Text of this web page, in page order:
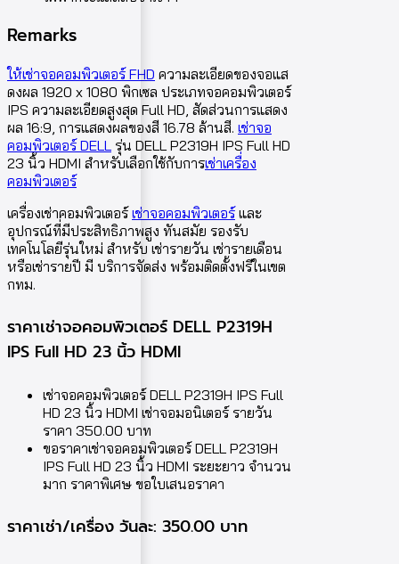
Remarks
ให้เช่าจอคอมพิวเตอร์ FHD ความละเอียดของจอแส
ดงผล 1920 x 1080 พิกเซล ประเภทจอคอมพิวเตอร์
IPS ความละเอียดสูงสุด Full HD, สัดส่วนการแสดง
ผล 16:9, การแสดงผลของสี 16.78 ล้านสี. เช่าจอ
คอมพิวเตอร์ DELL รุ่น DELL P2319H IPS Full HD
23 นิ้ว HDMI สำหรับเลือกใช้กับการเช่าเครื่อง
คอมพิวเตอร์
เครื่องเช่าคอมพิวเตอร์ เช่าจอคอมพิวเตอร์ และ
อุปกรณ์ที่มีประสิทธิภาพสูง ทันสมัย รองรับ
เทคโนโลยีรุ่นใหม่ สำหรับ เช่ารายวัน เช่ารายเดือน
หรือเช่ารายปี มี บริการจัดส่ง พร้อมติดตั้งฟรีในเขต
กทม.
ราคาเช่าจอคอมพิวเตอร์ DELL P2319H
IPS Full HD 23 นิ้ว HDMI
เช่าจอคอมพิวเตอร์ DELL P2319H IPS Full
HD 23 นิ้ว HDMI เช่าจอมอนิเตอร์ รายวัน
ราคา 350.00 บาท
ขอราคาเช่าจอคอมพิวเตอร์ DELL P2319H
IPS Full HD 23 นิ้ว HDMI ระยะยาว จำนวน
มาก ราคาพิเศษ ขอใบเสนอราคา
ราคาเช่า/เครื่อง วันละ: 350.00 บาท